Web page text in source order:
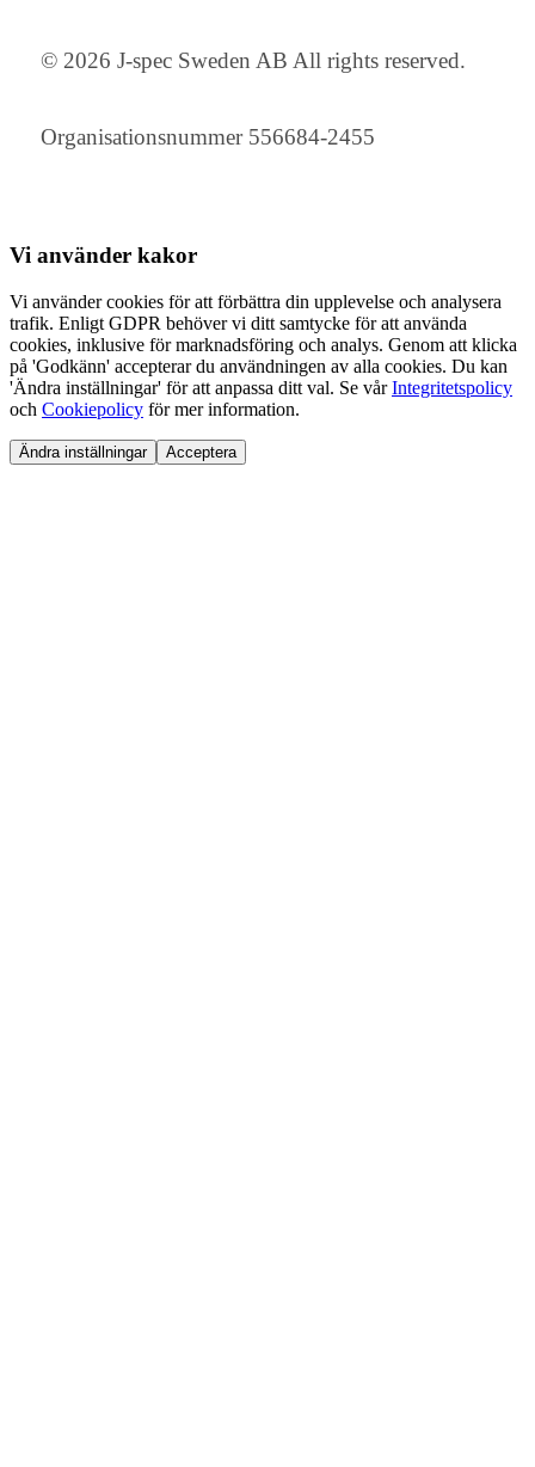
© 2026 J-spec Sweden AB All rights reserved.
Organisationsnummer 556684-2455
Vi använder kakor
Vi använder cookies för att förbättra din upplevelse och analysera
trafik. Enligt GDPR behöver vi ditt samtycke för att använda
cookies, inklusive för marknadsföring och analys. Genom att klicka
på 'Godkänn' accepterar du användningen av alla cookies. Du kan
'Ändra inställningar' för att anpassa ditt val. Se vårIntegritetspolicy
och Cookiepolicy för mer information.
Ändra inställningar Acceptera